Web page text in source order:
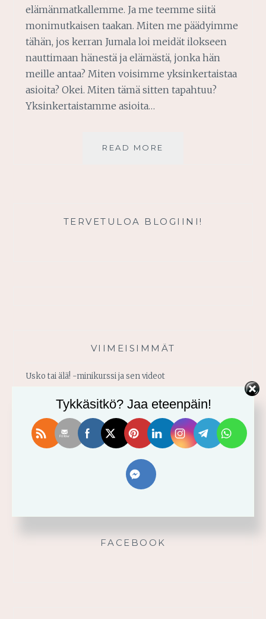
elämänmatkallemme. Ja me teemme siitä
monimutkaisen taakan. Miten me päädyimme
tähän, jos kerran Jumala loi meidät ilokseen
nauttimaan hänestä ja elämästä, jonka hän
meille antaa? Miten voisimme yksinkertaistaa
asioita? Okei. Miten tämä sitten tapahtuu?
Yksinkertaistamme asioita…
READ MORE
TERVETULOA BLOGIINI!
VIIMEISIMMÄT
Usko tai älä! -minikurssi ja sen videot
Vahvistu armosta!
Älä yritä omin voimin
FACEBOOK
Tykkäsitkö? Jaa eteenpäin!